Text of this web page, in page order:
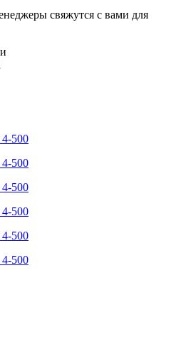
свяжутся с вами для